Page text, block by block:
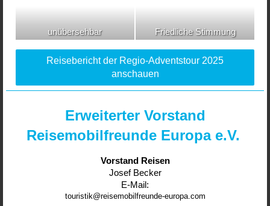
unübersehbar Friedliche Stimmung
Reisebericht der Regio-Adventstour 2025
anschauen
Erweiterter Vorstand
Reisemobilfreunde Europa e.V.
Vorstand Reisen
Josef Becker
E-Mail:
touristik@reisemobilfreunde-europa.com